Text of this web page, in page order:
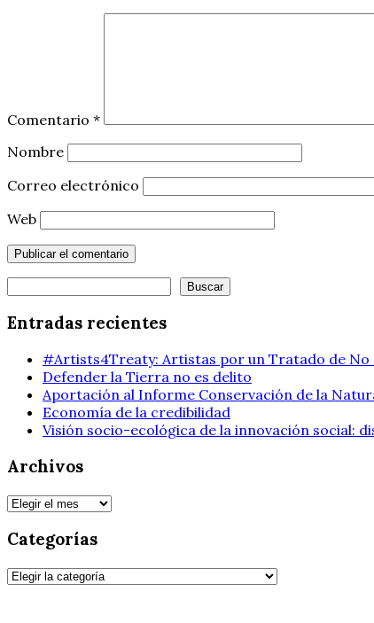
Comentario *
Nombre
Correo electrónico
Web
Buscar
Entradas recientes
#Artists4Treaty: Artistas por un Tratado de No
Defender la Tierra no es delito
Aportación al Informe Conservación de la
Economía de la credibilidad
Visión socio-ecológica de la innovación social:
Archivos
Archivos
Categorías
Categorías